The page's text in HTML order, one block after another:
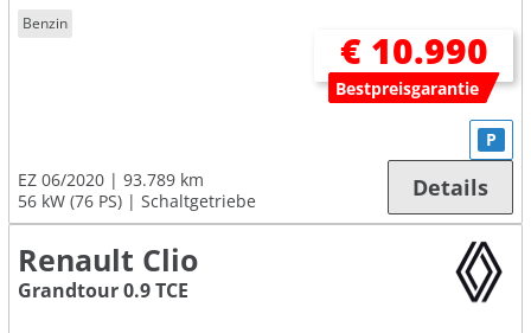
Benzin
€ 10.990
Bestpreisgarantie
EZ 06/2020
93.789 km
56 kW (76 PS)
Schaltgetriebe
P
Details
Renault Clio
Grandtour 0.9 TCE